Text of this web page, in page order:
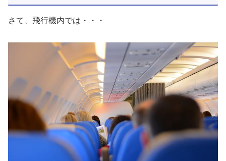
さて、飛行機内では・・・